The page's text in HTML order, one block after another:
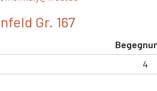
Gr. 167
4